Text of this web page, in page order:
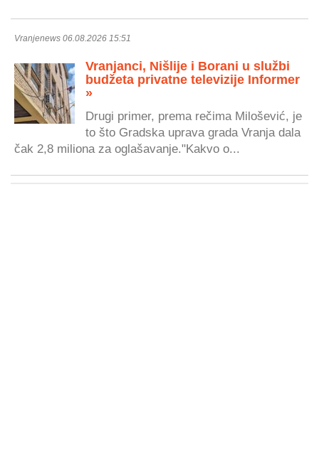
Vranjenews 06.08.2026 15:51
Vranjanci, Nišlije i Borani u službi
budžeta privatne televizije Informer
»
Drugi primer, prema rečima Milošević, je
to što Gradska uprava grada Vranja dala
čak 2,8 miliona za oglašavanje."Kakvo o...